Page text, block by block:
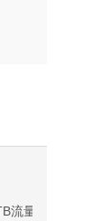
流量/KVM/洛杉矶